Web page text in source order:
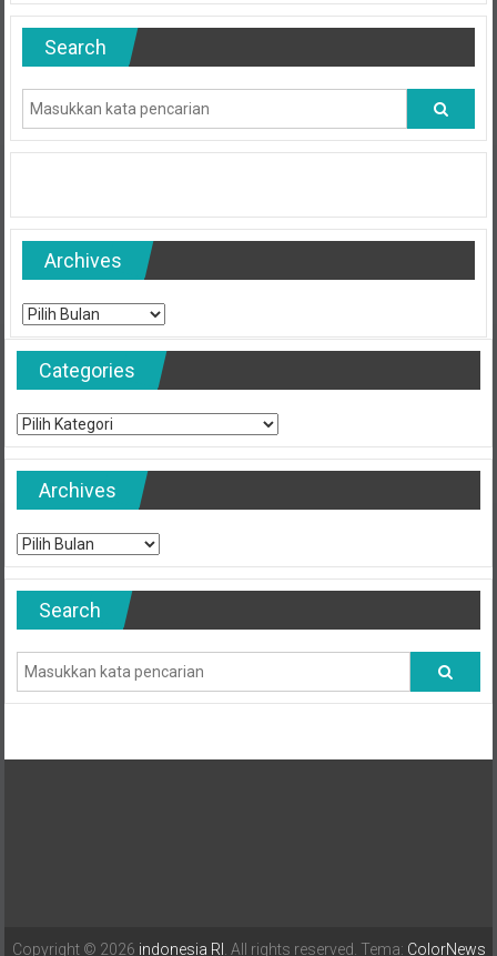
Search
Archives
Archives
Categories
Categories
Archives
Archives
Search
Copyright © 2026 indonesia RI . All rights reserved. Tema: ColorNews